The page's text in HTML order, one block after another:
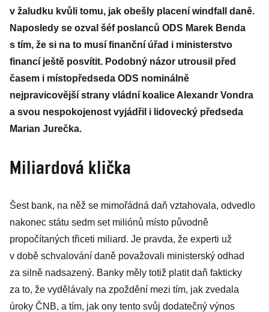
v žaludku kvůli tomu, jak obešly placení windfall daně.
Naposledy se ozval šéf poslanců ODS Marek Benda
s tím, že si na to musí finanční úřad i ministerstvo
financí ještě posvítit. Podobný názor utrousil před
časem i místopředseda ODS nominálně
nejpravicovější strany vládní koalice Alexandr Vondra
a svou nespokojenost vyjádřil i lidovecký předseda
Marian Jurečka.
Miliardová klička
Šest bank, na něž se mimořádná daň vztahovala, odvedlo
nakonec státu sedm set miliónů místo původně
propočítaných třiceti miliard. Je pravda, že experti už
v době schvalování daně považovali ministerský odhad
za silně nadsazený. Banky měly totiž platit daň fakticky
za to, že vydělávaly na zpoždění mezi tím, jak zvedala
úroky ČNB, a tím, jak ony tento svůj dodatečný výnos